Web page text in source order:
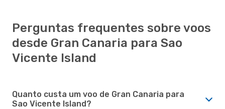
Perguntas frequentes sobre voos
desde Gran Canaria para Sao
Vicente Island
Quanto custa um voo de Gran Canaria para
Sao Vicente Island?